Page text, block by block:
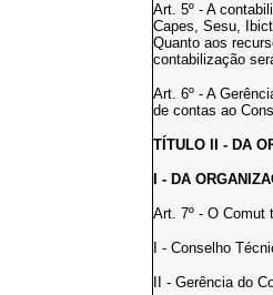
Art. 5º - A
Capes, Sesu,
Quanto aos
contabilização
Art. 6º - A
de contas ao
TÍTULO II - DA
I - DA
Art. 7º - O Comut
I - Conselho
II - Gerência do